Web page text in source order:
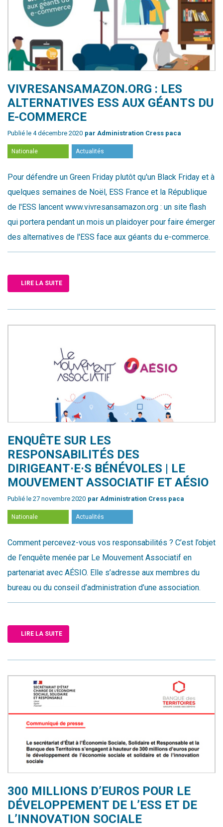
VIVRESANSAMAZON.ORG : LES
ALTERNATIVES ESS AUX GÉANTS DU
E-COMMERCE
Publié le 4 décembre 2020 par Administration Cress paca
Nationale Actualités
Pour défendre un Green Friday plutôt qu'un Black Friday et à
quelques semaines de Noël, ESS France et la République
de l'ESS lancent www.vivresansamazon.org : un site flash
qui portera pendant un mois un plaidoyer pour faire émerger
des alternatives de l'ESS face aux géants du e-commerce.
LIRE LA SUITE
ENQUÊTE SUR LES
RESPONSABILITÉS DES
DIRIGEANT·E·S BÉNÉVOLES | LE
MOUVEMENT ASSOCIATIF ET AÉSIO
Publié le 27 novembre 2020 par Administration Cress paca
Nationale Actualités
Comment percevez-vous vos responsabilités ? C’est l’objet
de l’enquête menée par Le Mouvement Associatif en
partenariat avec AÉSIO. Elle s’adresse aux membres du
bureau ou du conseil d’administration d’une association.
LIRE LA SUITE
​300 MILLIONS D’EUROS POUR LE
DÉVELOPPEMENT DE L’ESS ET DE
L’INNOVATION SOCIALE